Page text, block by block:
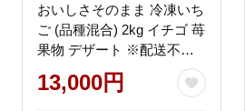
おいしさそのまま 冷凍いち
ご (品種混合) 2kg イチゴ 苺
果物 デザート ※配送不
可：沖縄・離島【発送時
期：2026年4月上旬】
13,000円